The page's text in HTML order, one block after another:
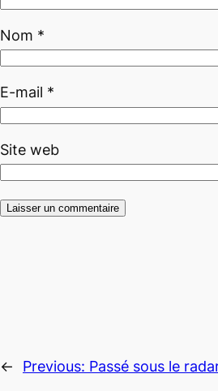
Nom *
E-mail *
Site web
← Previous: Passé sous le